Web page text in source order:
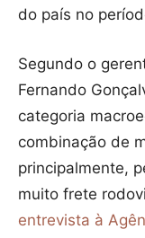
do país no
Segundo o
Fernando
categoria
combinação de
principalmente,
muito frete
entrevista à